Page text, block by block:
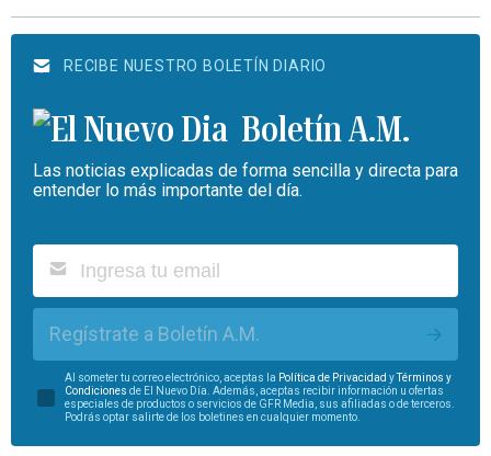
RECIBE NUESTRO BOLETÍN DIARIO
Boletín A.M.
Las noticias explicadas de forma sencilla y directa para
entender lo más importante del día.
Regístrate a Boletín A.M.
Al someter tu correo electrónico, aceptas la Política de Privacidad yTérminos y
Condiciones de El Nuevo Día. Además, aceptas recibir información u ofertas
especiales de productos o servicios de GFR Media, sus afiliadas o de terceros.
Podrás optar salirte de los boletines en cualquier momento.